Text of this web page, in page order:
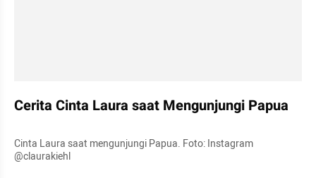
Cerita Cinta Laura saat Mengunjungi Papua
Cinta Laura saat mengunjungi Papua. Foto: Instagram
@claurakiehl